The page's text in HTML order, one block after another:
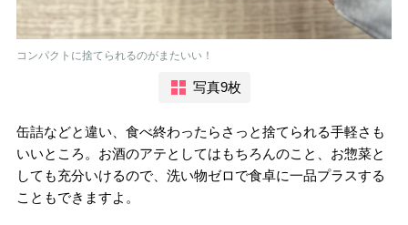
コンパクトに捨てられるのがまたいい！
写真9枚
缶詰などと違い、食べ終わったらさっと捨てられる手軽さも
いいところ。お酒のアテとしてはもちろんのこと、お惣菜と
しても充分いけるので、洗い物ゼロで食卓に一品プラスする
こともできますよ。